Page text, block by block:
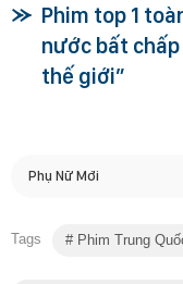
Phim top 1
nước bất
thế giới”
Phụ Nữ Mới
Tags Phim Trung